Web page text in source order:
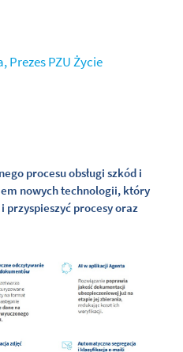
Prezes PZU Życie
procesu obsługi szkód i
nowych technologii, który
procesy oraz